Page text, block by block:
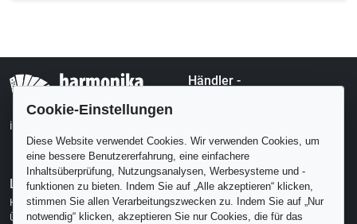
info@harmonikamarkt.com
Händler -
Links
Hilfe
Über uns
Aktuelle Tweets
Warten Sie bitte ein Moment..
Cookie-Einstellungen
Diese Website verwendet Cookies. Wir verwenden Cookies, um
eine bessere Benutzererfahrung, eine einfachere
Inhaltsüberprüfung, Nutzungsanalysen, Werbesysteme und -
funktionen zu bieten. Indem Sie auf „Alle akzeptieren“ klicken,
stimmen Sie allen Verarbeitungszwecken zu. Indem Sie auf „Nur
notwendig“ klicken, akzeptieren Sie nur Cookies, die für das